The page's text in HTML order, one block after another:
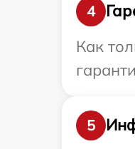
4
Как
5